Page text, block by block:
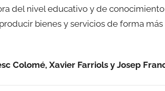
del nivel educativo y de
bienes y servicios de forma
Colomé, Xavier Farriols y Josep